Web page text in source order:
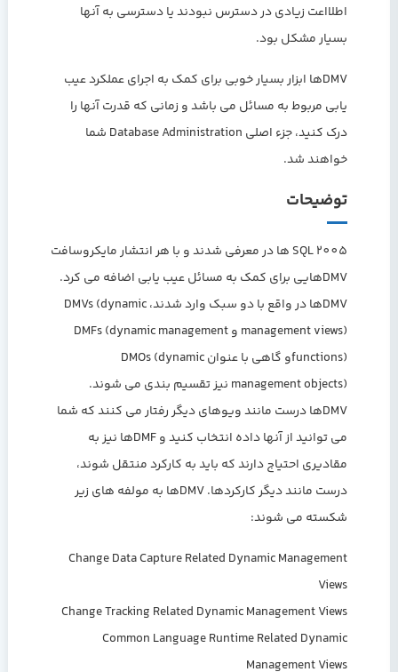
اطلااعت زیادی در دسترس نبودند یا دسترسی به آنها
بسیار مشکل بود.
DMVها ابزار بسیار خوبی برای کمک به اجرای عملکرد عیب
یابی مربوط به مسائل می باشد و زمانی که قدرت آنها را
درک کنید، جزء اصلی Database Administration شما
خواهند شد.
توضیحات
SQL 2005 ها در معرفی شدند و با هر انتشار مایکروسافت
DMVهایی برای کمک به مسائل عیب یابی اضافه می کرد.
DMVها در واقع با دو سبک وارد شدند، DMVs (dynamic
management views) و DMFs (dynamic management
functions)و گاهی با عنوان DMOs (dynamic
management objects) نیز تقسیم بندی می شوند.
DMVها درست مانند ویوهای دیگر رفتار می کنند که شما
می توانید از آنها داده انتخاب کنید و DMFها نیز به
مقادیری احتیاج دارند که باید به کارکرد منتقل شوند،
درست مانند دیگر کارکردها. DMVها به مولفه های زیر
شکسته می شوند:
Change Data Capture Related Dynamic Management
Views
Change Tracking Related Dynamic Management Views
Common Language Runtime Related Dynamic
Management Views